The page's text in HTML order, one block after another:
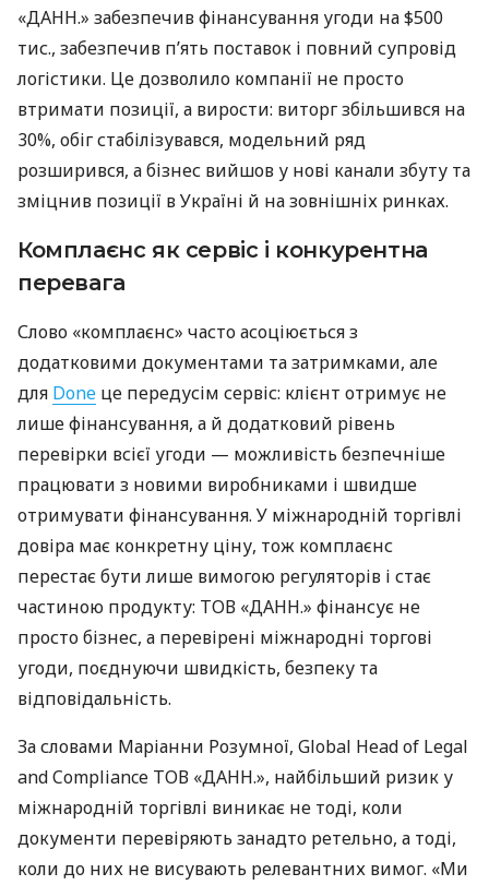
«ДАНН.» забезпечив фінансування угоди на $500
тис., забезпечив п’ять поставок і повний супровід
логістики. Це дозволило компанії не просто
втримати позиції, а вирости: виторг збільшився на
30%, обіг стабілізувався, модельний ряд
розширився, а бізнес вийшов у нові канали збуту та
зміцнив позиції в Україні й на зовнішніх ринках.
Комплаєнс як сервіс і конкурентна
перевага
Слово «комплаєнс» часто асоціюється з
додатковими документами та затримками, але
для Done це передусім сервіс: клієнт отримує не
лише фінансування, а й додатковий рівень
перевірки всієї угоди — можливість безпечніше
працювати з новими виробниками і швидше
отримувати фінансування. У міжнародній торгівлі
довіра має конкретну ціну, тож комплаєнс
перестає бути лише вимогою регуляторів і стає
частиною продукту: ТОВ «ДАНН.» фінансує не
просто бізнес, а перевірені міжнародні торгові
угоди, поєднуючи швидкість, безпеку та
відповідальність.
За словами Маріанни Розумної, Global Head of Legal
and Compliance ТОВ «ДАНН.», найбільший ризик у
міжнародній торгівлі виникає не тоді, коли
документи перевіряють занадто ретельно, а тоді,
коли до них не висувають релевантних вимог. «Ми